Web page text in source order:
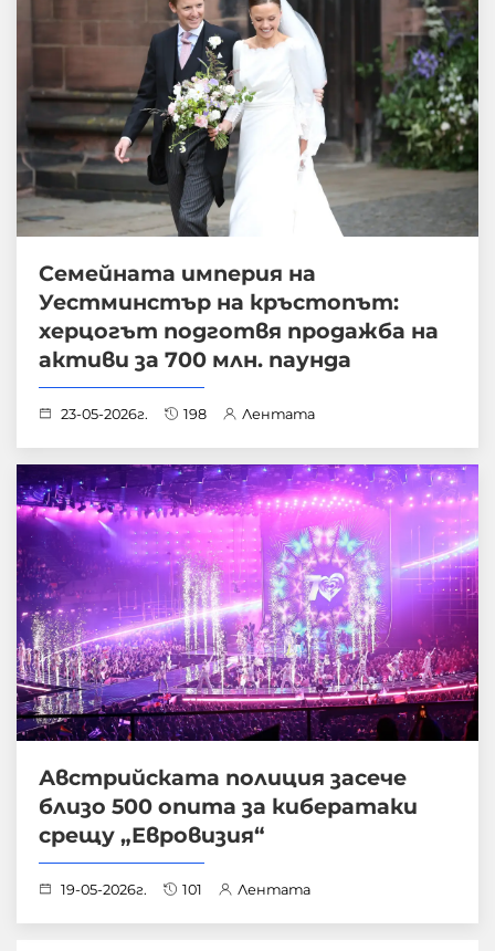
Семейната империя на
Уестминстър на кръстопът:
херцогът подготвя продажба на
активи за 700 млн. паунда
23-05-2026г. 198 Лентата
Австрийската полиция засече
близо 500 опита за кибератаки
срещу „Евровизия“
19-05-2026г. 101 Лентата